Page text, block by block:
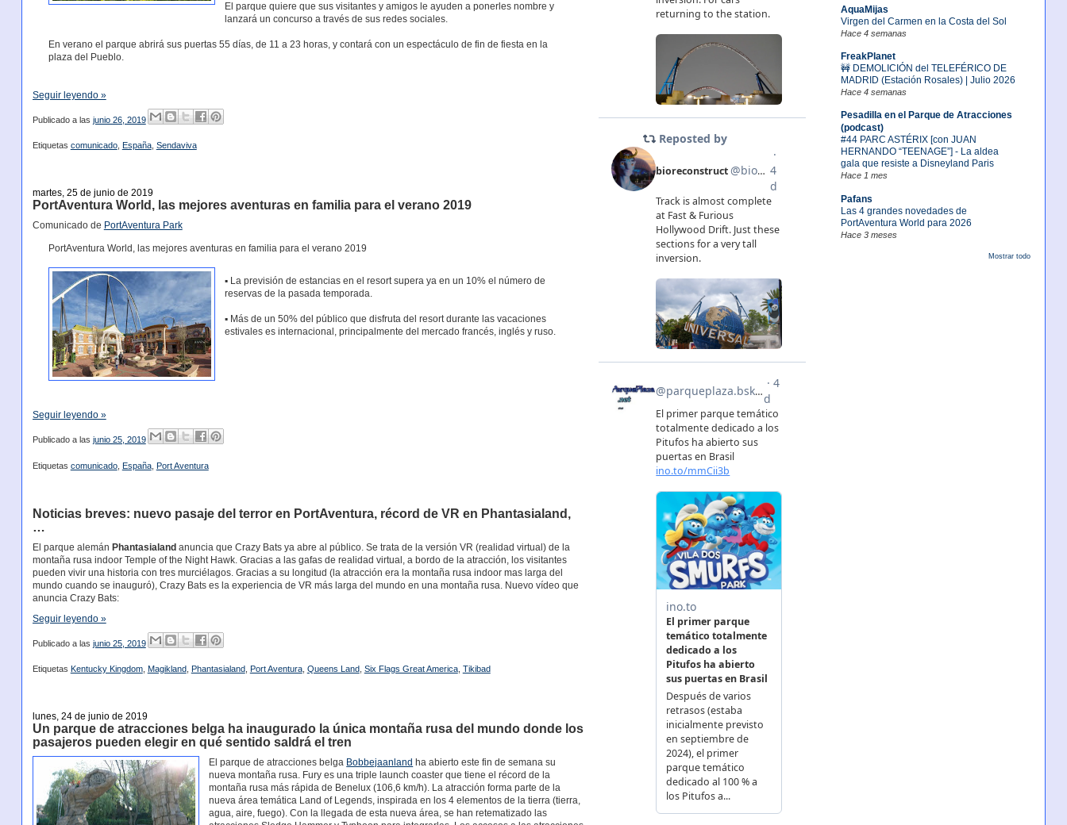
AquaMijas
Virgen del Carmen en la Costa del Sol
Hace 4 semanas
FreakPlanet
🚧 DEMOLICIÓN del TELEFÉRICO DE
MADRID (Estación Rosales) | Julio 2026
Hace 4 semanas
Pesadilla en el Parque de Atracciones
(podcast)
#44 PARC ASTÉRIX [con JUAN
HERNANDO “TEENAGE”] - La aldea
gala que resiste a Disneyland Paris
Hace 1 mes
Pafans
Las 4 grandes novedades de
PortAventura World para 2026
Hace 3 meses
Mostrar todo
El parque quiere que sus visitantes y amigos le ayuden a ponerles nombre y
lanzará un concurso a través de sus redes sociales.
En verano el parque abrirá sus puertas 55 días, de 11 a 23 horas, y contará con un espectáculo de fin de fiesta en la
plaza del Pueblo.
Seguir leyendo »
Publicado a las junio 26, 2019
Etiquetas comunicado, España, Sendaviva
martes, 25 de junio de 2019
PortAventura World, las mejores aventuras en familia para el verano 2019
Comunicado de PortAventura Park
PortAventura World, las mejores aventuras en familia para el verano 2019
▪ La previsión de estancias en el resort supera ya en un 10% el número de
reservas de la pasada temporada.
▪ Más de un 50% del público que disfruta del resort durante las vacaciones
estivales es internacional, principalmente del mercado francés, inglés y ruso.
Seguir leyendo »
Publicado a las junio 25, 2019
Etiquetas comunicado, España, Port Aventura
Noticias breves: nuevo pasaje del terror en PortAventura, récord de VR en Phantasialand,
…
El parque alemán Phantasialand anuncia que Crazy Bats ya abre al público. Se trata de la versión VR (realidad virtual) de la
montaña rusa indoor Temple of the Night Hawk. Gracias a las gafas de realidad virtual, a bordo de la atracción, los visitantes
pueden vivir una historia con tres murciélagos. Gracias a su longitud (la atracción era la montaña rusa indoor mas larga del
mundo cuando se inauguró), Crazy Bats es la experiencia de VR más larga del mundo en una montaña rusa. Nuevo vídeo que
anuncia Crazy Bats:
Seguir leyendo »
Publicado a las junio 25, 2019
Etiquetas Kentucky Kingdom, Magikland, Phantasialand, Port Aventura, Queens Land, Six Flags Great America, Tikibad
lunes, 24 de junio de 2019
Un parque de atracciones belga ha inaugurado la única montaña rusa del mundo donde los
pasajeros pueden elegir en qué sentido saldrá el tren
El parque de atracciones belga Bobbejaanland ha abierto este fin de semana su
nueva montaña rusa. Fury es una triple launch coaster que tiene el récord de la
montaña rusa más rápida de Benelux (106,6 km/h). La atracción forma parte de la
nueva área temática Land of Legends, inspirada en los 4 elementos de la tierra (tierra,
agua, aire, fuego). Con la llegada de esta nueva área, se han retematizado las